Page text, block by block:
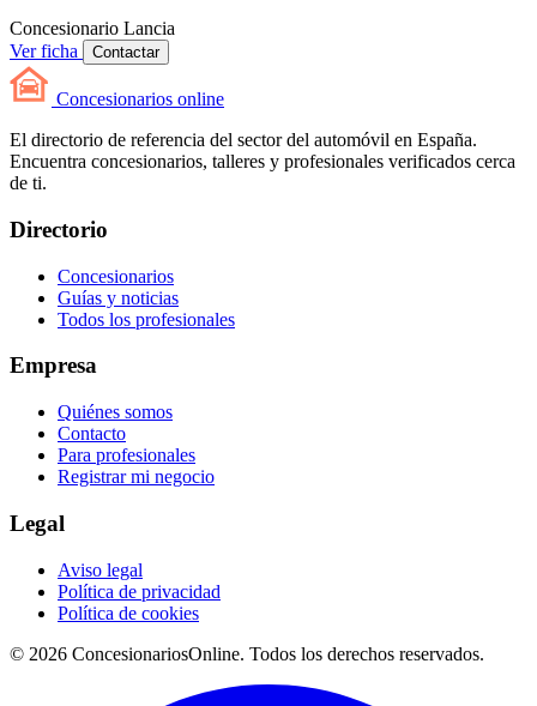
Concesionario Lancia
Ver ficha
Contactar
Concesionarios online
El directorio de referencia del sector del automóvil en España.
Encuentra concesionarios, talleres y profesionales verificados cerca
de ti.
Directorio
Concesionarios
Guías y noticias
Todos los profesionales
Empresa
Quiénes somos
Contacto
Para profesionales
Registrar mi negocio
Legal
Aviso legal
Política de privacidad
Política de cookies
© 2026 ConcesionariosOnline. Todos los derechos reservados.